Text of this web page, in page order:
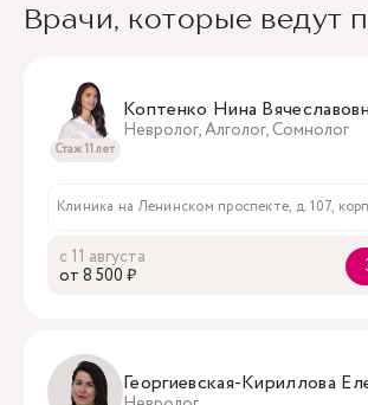
Врачи, которые ведут
Стаж 11 лет
Коптенко Нина
Невролог, Алголог, Сомнолог
Клиника на Ленинском проспекте, д. 107,
с 11 августа
oт 8 500 ₽
Георгиевская-Кириллова